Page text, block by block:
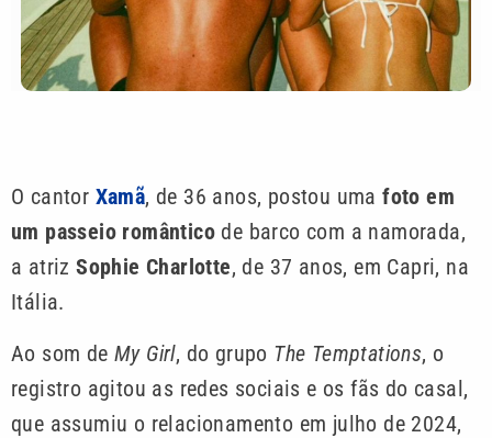
O cantor Xamã, de 36 anos, postou uma foto em
um passeio romântico de barco com a namorada,
a atrizSophie Charlotte, de 37 anos, em Capri, na
Itália.
Ao som de My Girl, do grupo The Temptations, o
registro agitou as redes sociais e os fãs do casal,
que assumiu o relacionamento em julho de 2024,